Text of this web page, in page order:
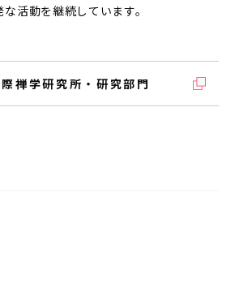
活動を継続しています。
禅学研究所・研究部門